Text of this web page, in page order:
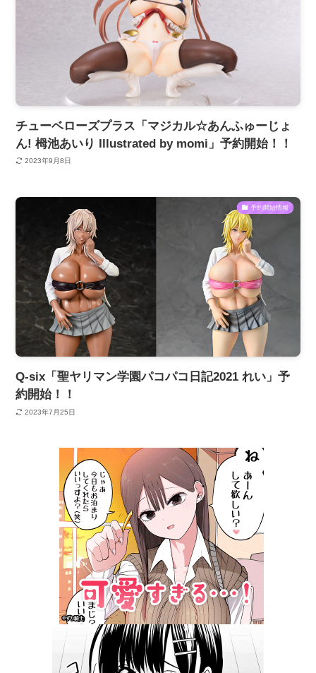
チューベローズプラス「マジカル☆あんふゅーじょ
ん! 栂池あいり Illustrated by momi」予約開始！！
2023年9月8日
予約開始情報
Q-six「聖ヤリマン学園パコパコ日記2021 れい」予
約開始！！
2023年7月25日